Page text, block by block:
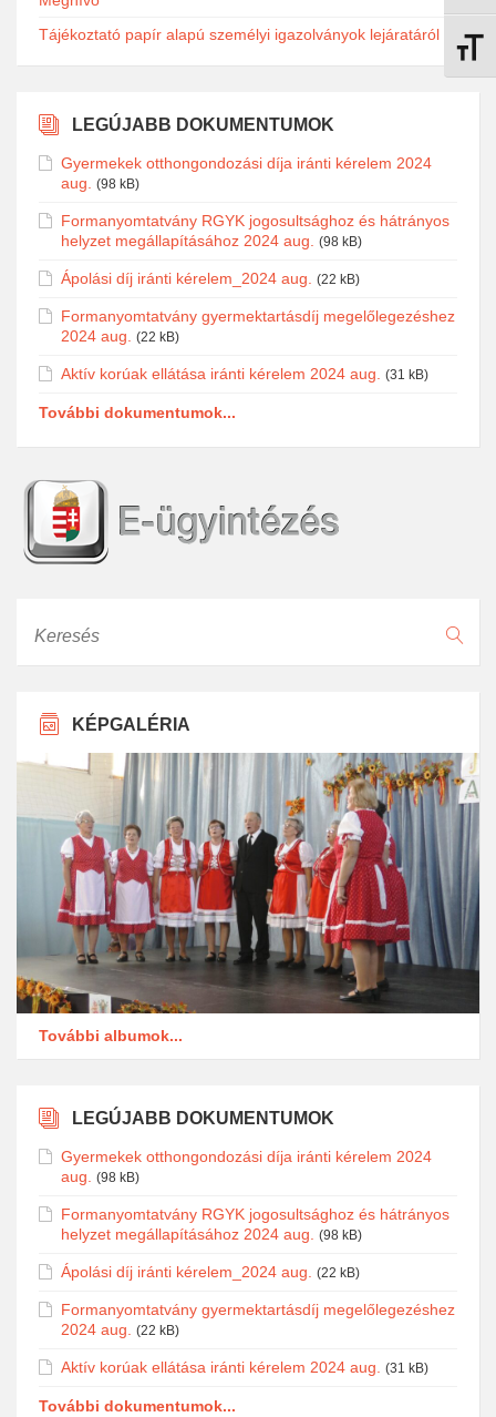
Tájékoztató papír alapú személyi igazolványok lejáratáról
LEGÚJABB DOKUMENTUMOK
Gyermekek otthongondozási díja iránti kérelem 2024
aug. (98 kB)
Formanyomtatvány RGYK jogosultsághoz és hátrányos
helyzet megállapításához 2024 aug. (98 kB)
Ápolási díj iránti kérelem_2024 aug. (22 kB)
Formanyomtatvány gyermektartásdíj megelőlegezéshez
2024 aug. (22 kB)
Aktív korúak ellátása iránti kérelem 2024 aug. (31 kB)
További dokumentumok...
KÉPGALÉRIA
További albumok...
LEGÚJABB DOKUMENTUMOK
Gyermekek otthongondozási díja iránti kérelem 2024
aug. (98 kB)
Formanyomtatvány RGYK jogosultsághoz és hátrányos
helyzet megállapításához 2024 aug. (98 kB)
Ápolási díj iránti kérelem_2024 aug. (22 kB)
Formanyomtatvány gyermektartásdíj megelőlegezéshez
2024 aug. (22 kB)
Aktív korúak ellátása iránti kérelem 2024 aug. (31 kB)
További dokumentumok...